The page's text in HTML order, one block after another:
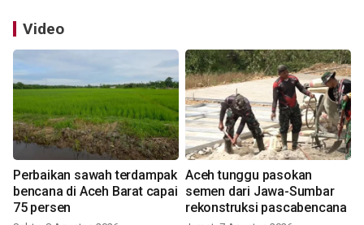
Video
Perbaikan sawah terdampak
bencana di Aceh Barat capai
75 persen
Aceh tunggu pasokan
semen dari Jawa-Sumbar
rekonstruksi pascabencana